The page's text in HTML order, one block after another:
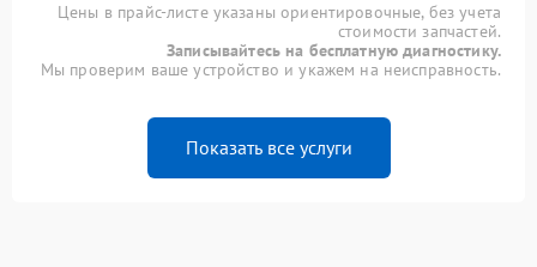
Цены в прайс-листе указаны ориентировочные, без учета
стоимости запчастей.
Записывайтесь на бесплатную диагностику.
Мы проверим ваше устройство и укажем на неисправность.
Показать все услуги